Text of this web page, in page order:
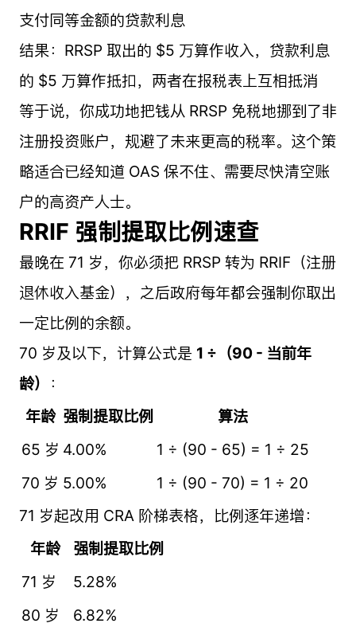
支付同等金额的贷款利息
结果：RRSP 取出的 $5 万算作收入，贷款利息
的 $5 万算作抵扣，两者在报税表上互相抵消
等于说，你成功地把钱从 RRSP 免税地挪到了非
注册投资账户，规避了未来更高的税率。这个策
略适合已经知道 OAS 保不住、需要尽快清空账
户的高资产人士。
RRIF 强制提取比例速查
最晚在 71 岁，你必须把 RRSP 转为 RRIF（注册
退休收入基金），之后政府每年都会强制你取出
一定比例的余额。
70 岁及以下，计算公式是 1 ÷（90 - 当前年
龄）
：
年龄 强制提取比例
算法
65 岁 4.00%
1 ÷ (90 - 65) = 1 ÷ 25
70 岁 5.00%
1 ÷ (90 - 70) = 1 ÷ 20
71 岁起改用 CRA 阶梯表格，比例逐年递增：
年龄
强制提取比例
71 岁
5.28%
80 岁
6.82%